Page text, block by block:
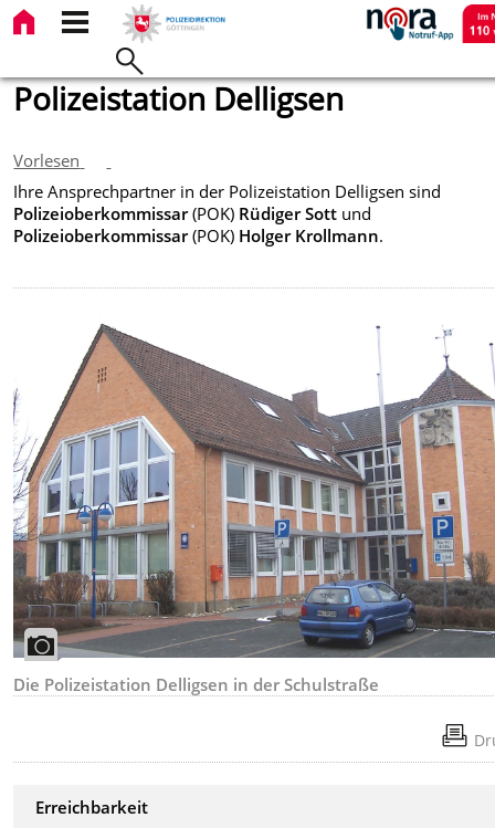
Polizeistation Delligsen
Vorlesen
Ihre Ansprechpartner in der Polizeistation Delligsen sind
Polizeioberkommissar(POK) Rüdiger Sott und
Polizeioberkommissar(POK) Holger Krollmann.
Die Polizeistation Delligsen in der Schulstraße
Erreichbarkeit